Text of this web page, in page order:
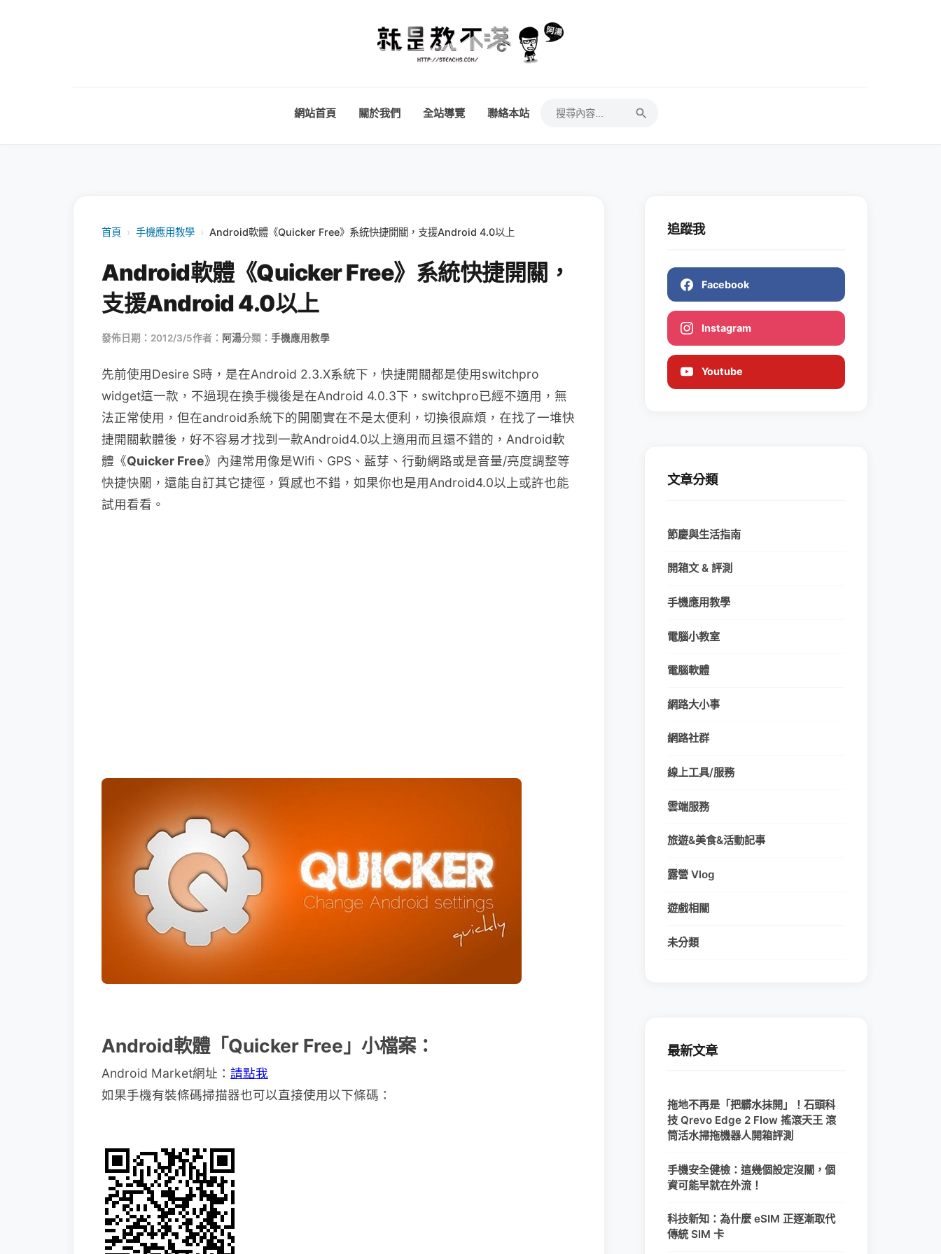
網站首頁 關於我們 全站導覽 聯絡本站
首頁 › 手機應用教學 › Android軟體《Quicker Free》系統快捷開關，支援Android 4.0以上
Android軟體《Quicker Free》系統快捷開關，
支援Android 4.0以上
發佈日期：2012/3/5作者： 阿湯分類： 手機應用教學
先前使用Desire S時，是在Android 2.3.X系統下，快捷開關都是使用switchpro
widget這一款，不過現在換手機後是在Android 4.0.3下，switchpro已經不適用，無
法正常使用，但在android系統下的開關實在不是太便利，切換很麻煩，在找了一堆快
捷開關軟體後，好不容易才找到一款Android4.0以上適用而且還不錯的，Android軟
體《Quicker Free》內建常用像是Wifi、GPS、藍芽、行動網路或是音量/亮度調整等
快捷快關，還能自訂其它捷徑，質感也不錯，如果你也是用Android4.0以上或許也能
試用看看。
Android軟體「Quicker Free」小檔案：
Android Market網址： 請點我
如果手機有裝條碼掃描器也可以直接使用以下條碼：
追蹤我
Facebook
Instagram
Youtube
文章分類
節慶與生活指南
開箱文 & 評測
手機應用教學
電腦小教室
電腦軟體
網路大小事
網路社群
線上工具/服務
雲端服務
旅遊&美食&活動記事
露營 Vlog
遊戲相關
未分類
最新文章
拖地不再是「把髒水抹開」！石頭科
技 Qrevo Edge 2 Flow 搖滾天王 滾
筒活水掃拖機器人開箱評測
手機安全健檢：這幾個設定沒關，個
資可能早就在外流！
科技新知：為什麼 eSIM 正逐漸取代
傳統 SIM 卡